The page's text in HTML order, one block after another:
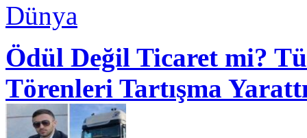
Dünya
Ödül Değil Ticaret mi?
Törenleri Tartışma